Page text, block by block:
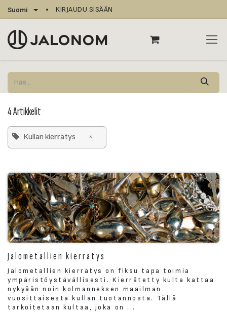
Siirry sisältöön
Suomi KIRJAUDU SISÄÄN
4 Artikkelit
Kullan kierrätys ×
Jalometallien kierrätys
Jalometallien kierrätys on fiksu tapa toimia
ympäristöystävällisesti. Kierrätetty kulta kattaa
nykyään noin kolmanneksen maailman
vuosittaisesta kullan tuotannosta. Tällä
tarkoitetaan kultaa, joka on ...